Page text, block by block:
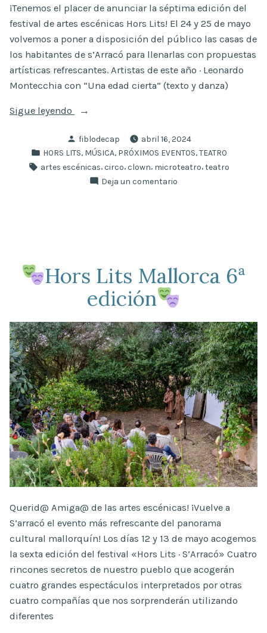
¡Tenemos el placer de anunciar la séptima edición del
festival de artes escénicas Hors Lits! El 24 y 25 de mayo
volvemos a poner a disposición del público las casas de
los habitantes de s’Arracó para llenarlas con propuestas
artísticas refrescantes. Artistas de este año · Leonardo
Montecchia con “Una edad cierta” (texto y danza)
Sigue leyendo
«7ª
de
Hors
Lits
Mallorca»
Publicado
por
fiblodecap
abril 16, 2024
Publicado
en
HORS LITS MÚSICA PRÓXIMOS EVENTOS TEATRO
Etiquetas:
artes escénicas, circo, clown, microteatro,teatro
Deja un comentario
Hors Lits Mallorca 6ª
edición
Querid@ Amiga@ de las artes escénicas! ¡Vuelve a
S’arracó el evento más refrescante del panorama
cultural mallorquín! Los días 12 y 13 de mayo acogemos
la sexta edición del festival «Hors Lits · S’Arracó» Cuatro
rincones secretos de nuestro pueblo que acogerán
cuatro grandes espectáculos interpretados por otras
cuatro compañías que nos sorprenderán utilizando
diferentes